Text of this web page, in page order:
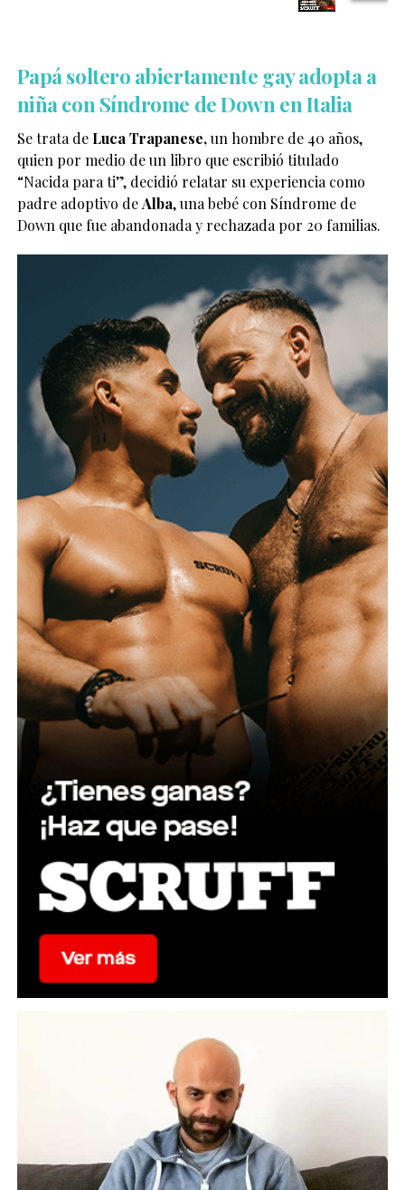
Papá soltero abiertamente gay adopta a
niña con Síndrome de Down en Italia
Se trata deLuca Trapanese,un hombre de 40 años,
quien por medio de un libro que escribió titulado
“Nacida para ti”, decidió relatar su experiencia como
padre adoptivo deAlba, una bebé con Síndrome de
Down que fue abandonada y rechazada por 20 familias.